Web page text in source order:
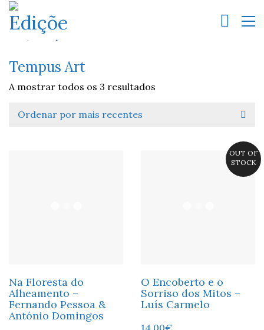
Tempus Art
A mostrar todos os 3 resultados
Ordenar por mais recentes
Na Floresta do
Alheamento –
Fernando Pessoa &
António Domingos
OUT OF
STOCK
O Encoberto e o
Sorriso dos Mitos –
Luís Carmelo
14,00€